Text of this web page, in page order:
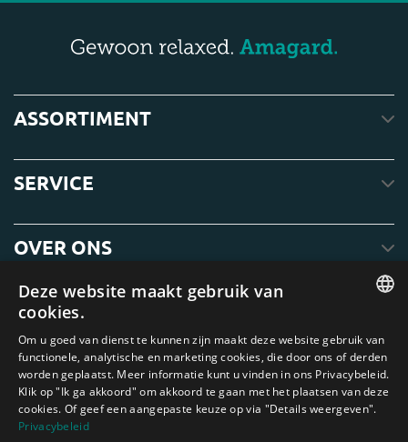
ASSORTIMENT
SERVICE
OVER ONS
DUTCH
GERMAN
Deze website maakt gebruik van
cookies.
Om u goed van dienst te kunnen zijn maakt deze website gebruik van
functionele, analytische en marketing cookies, die door ons of derden
worden geplaatst. Meer informatie kunt u vinden in ons Privacybeleid.
Klik op "Ik ga akkoord" om akkoord te gaan met het plaatsen van deze
cookies. Of geef een aangepaste keuze op via "Details weergeven".
Privacybeleid